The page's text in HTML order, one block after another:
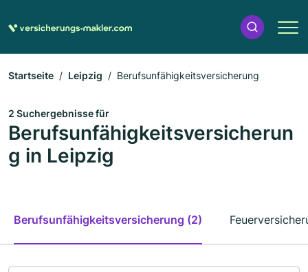
Startseite Leipzig Berufsunfähigkeitsversicherung
2 Suchergebnisse für
Berufsunfähigkeitsversicherun
g in Leipzig
Berufsunfähigkeitsversicherung (2)